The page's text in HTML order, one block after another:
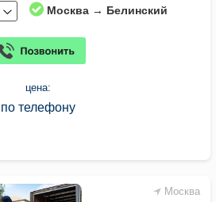
Москва → Белинский
цена:
по телефону
Москва